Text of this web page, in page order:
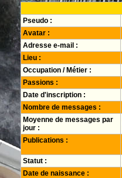
Pseudo :
Avatar :
Adresse e-mail :
Lieu :
Occupation / Métier :
Passions :
Date d'inscription :
Nombre de messages :
Moyenne de messages par
jour :
Publications :
Statut :
Date de naissance :